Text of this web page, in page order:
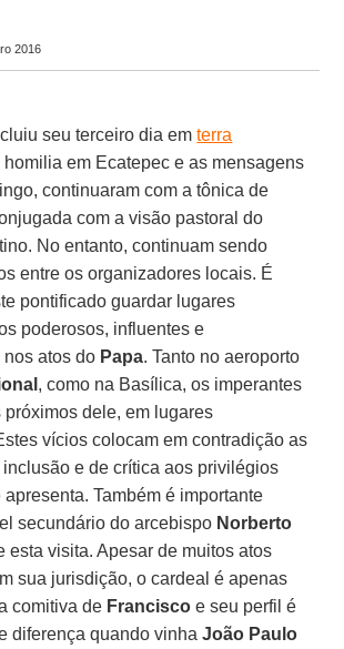
2016
seu terceiro dia emterra
homilia em Ecatepec e as mensagens
continuaram com a tônica de
com a visão pastoral do
No entanto, continuam sendo
entre os organizadores locais. É
pontificado guardar lugares
poderosos, influentes e
atos do Papa. Tanto no aeroporto
, como na Basílica, os imperantes
próximos dele, em lugares
vícios colocam em contradição as
e de crítica aos privilégios
apresenta. Também é importante
secundário do arcebispo Norberto
esta visita. Apesar de muitos atos
sua jurisdição, o cardeal é apenas
comitiva de Francisco e seu perfil é
diferença quando vinhaJoão Paulo